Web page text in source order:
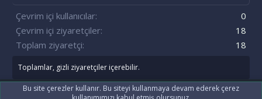
Çevrim içi kullanıcılar
0
Çevrim içi ziyaretçiler
18
Toplam ziyaretçi
18
Toplamlar, gizli ziyaretçiler içerebilir.
®
Bu site çerezler kullanır. Bu siteyi kullanmaya devam ederek çerez